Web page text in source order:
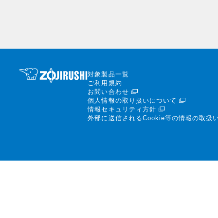
対象製品一覧
ご利用規約
お問い合わせ
個人情報の取り扱いについて
情報セキュリティ方針
外部に送信されるCookie等の情報の取扱